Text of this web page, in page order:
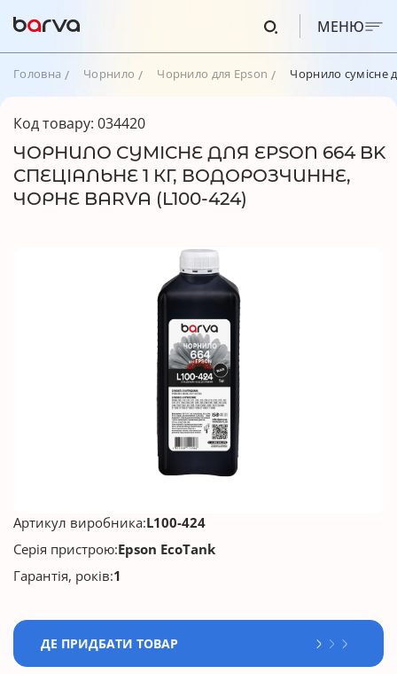
МЕНЮ
Головна Чорнило Чорнило для Epson Чорнило сумісне
Код товару: 034420
ЧОРНИЛО СУМІСНЕ ДЛЯ EPSON 664 BK
СПЕЦІАЛЬНЕ 1 КГ, ВОДОРОЗЧИННЕ,
ЧОРНЕ BARVA (L100-424)
Артикул виробника:L100-424
Серія пристрою:Epson EcoTank
Гарантія, років:1
ДЕ ПРИДБАТИ ТОВАР